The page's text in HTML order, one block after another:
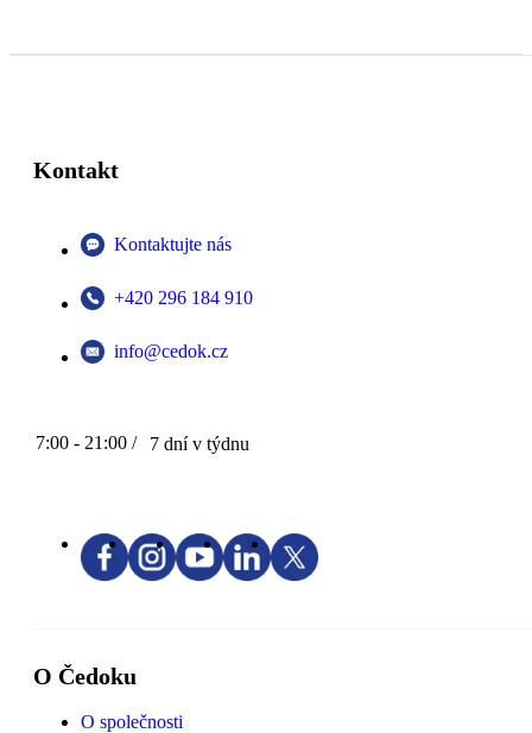
Kontakt
Kontaktujte nás
+420 296 184 910
info@cedok.cz
7:00 - 21:00 / 7 dní v týdnu
O Čedoku
O společnosti